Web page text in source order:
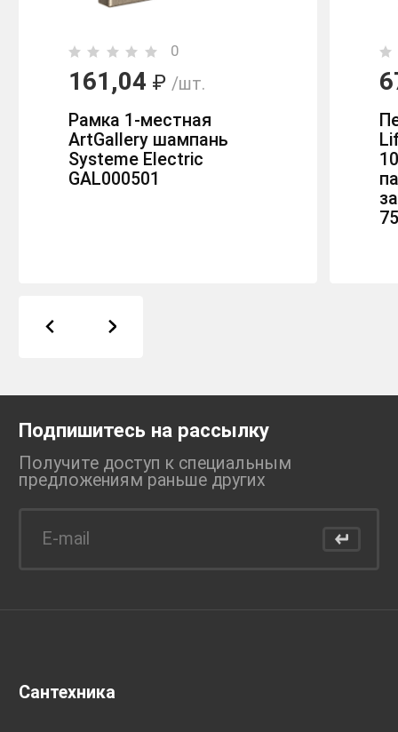
0
161,04 ₽ /шт.
Рамка 1-местная
ArtGallery шампань
Systeme Electric
GAL000501
Подпишитесь на рассылку
Получите доступ к специальным
предложениям раньше других
Сантехника